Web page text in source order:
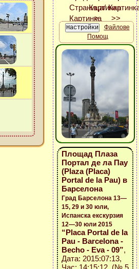
Файлове
Помощ
Площад Плаза
Портал де ла Пау
(Plaza (Placa)
Portal de la Pau) в
Барселона
Град Барселона 13—
15, 29 и 30 юли,
Испанска екскурзия
12—30 юли 2015
“Placa Portal de la
Pau - Barcelona -
Becho - Eva - 09”,
Дата: 2015:07:13,
Час: 14:15:12 (№ 5